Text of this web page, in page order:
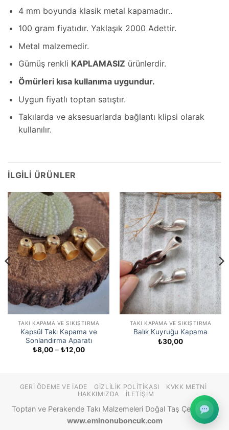
4 mm boyunda klasik metal kapamadır..
100 gram fiyatıdır. Yaklaşık 2000 Adettir.
Metal malzemedir.
Gümüş renkli KAPLAMASIZ ürünlerdir.
Ömürleri kısa kullanıma uygundur.
Uygun fiyatlı toptan satıştır.
Takılarda ve aksesuarlarda bağlantı klipsi olarak
kullanılır.
İLGILI ÜRÜNLER
TAKI KAPAMA VE SIKIŞTIRMA
Kapsül Takı Kapama ve
Sonlandırma Aparatı
₺8,00 – ₺12,00Fiyat
TAKI KAPAMA VE SIKIŞTIRMA
Balık Kuyruğu Kapama
₺30,00
GERI ÖDEME VE İADE GIZLILIK POLITIKASI
KVKK METNI
HAKKIMIZDA
İLETIŞIM
Toptan ve Perakende Takı Malzemeleri Doğal Taş Çeşitleri ©
www.eminonuboncuk.com